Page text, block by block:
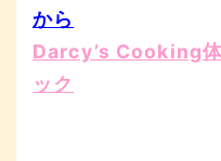
から
Darcy’s Cooking
ック